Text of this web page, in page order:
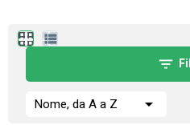
apps view_list
filter_list
Nome, da A a Z 